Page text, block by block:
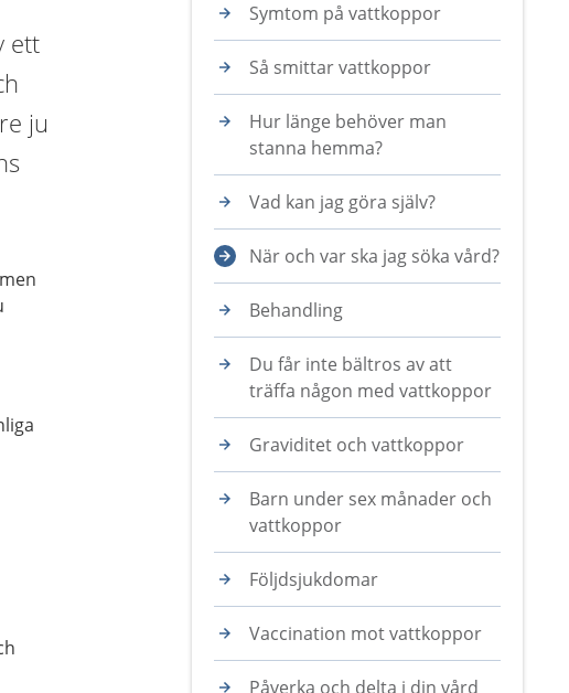
ett
ju
Symtom på vattkoppor
Så smittar vattkoppor
Hur länge behöver man
stanna hemma?
Vad kan jag göra själv?
När och var ska jag söka vård?
Behandling
Du får inte bältros av att
träffa någon med vattkoppor
Graviditet och vattkoppor
Barn under sex månader och
vattkoppor
Följdsjukdomar
Vaccination mot vattkoppor
Påverka och delta i din vård